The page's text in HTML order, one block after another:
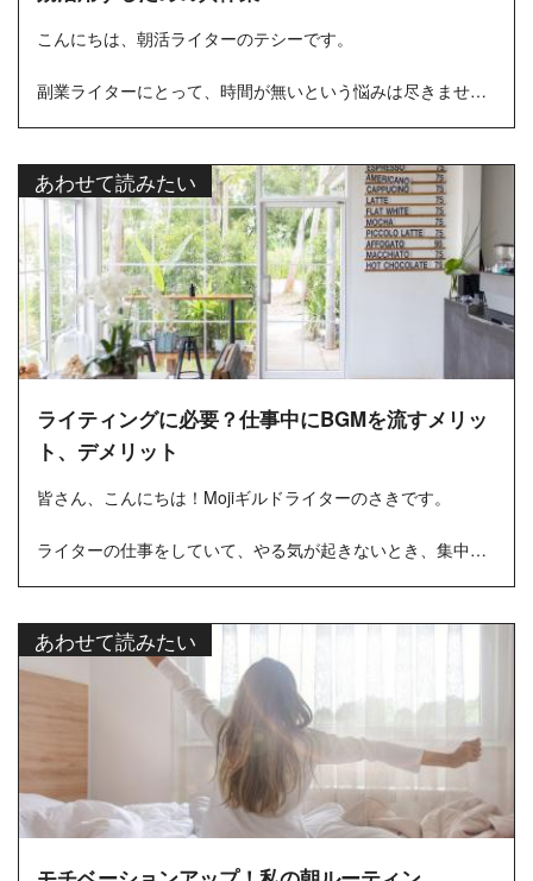
こんにちは、朝活ライターのテシーです。
副業ライターにとって、時間が無いという悩みは尽きませ
「忙しくて本業と両立できない」「家事・育児で自分の時間
が作れない」睡魔と戦...
あわせて読みたい
ライティングに必要？仕事中にBGMを流すメリッ
ト、デメリット
皆さん、こんにちは！Mojiギルドライターのさきです。
ライターの仕事をしていて、やる気が起きないとき、集中力
やる気が起きないときや集中力...
あわせて読みたい